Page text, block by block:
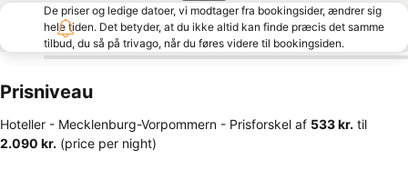
De priser og ledige datoer, vi modtager fra bookingsider, ændrer sig
hele tiden. Det betyder, at du ikke altid kan finde præcis det samme
tilbud, du så på trivago, når du føres videre til bookingsiden.
Prisniveau
Hoteller - Mecklenburg-Vorpommern - Prisforskel af ‎533 kr. til
‎2.090 kr. (price per night)